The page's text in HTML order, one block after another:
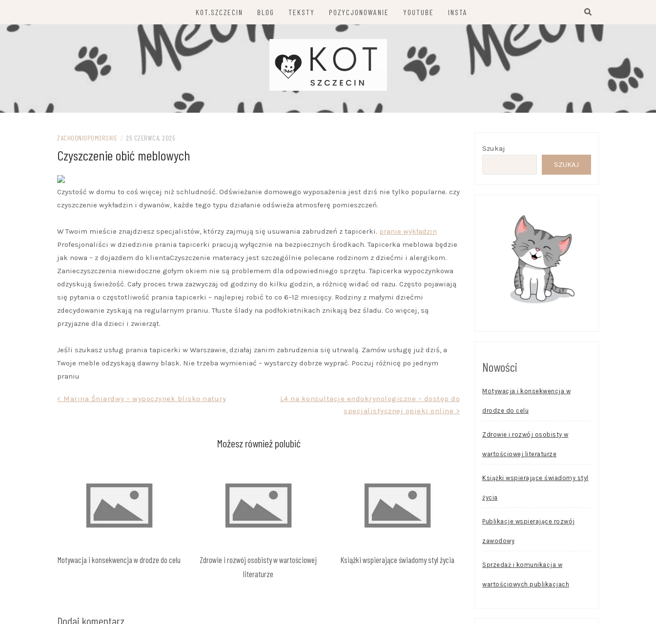
treści
KOT.SZCZECIN BLOG TEKSTY POZYCJONOWANIE YOUTUBE INSTA
ZACHODNIOPOMORSKIE / 25 CZERWCA, 2025
Czyszczenie obić meblowych
Czystość w domu to coś więcej niż schludność. Odświeżanie domowego wyposażenia jest dziś nie tylko popularne. czy
czyszczenie wykładzin i dywanów, każde tego typu działanie odświeża atmosferę pomieszczeń.
W Twoim mieście znajdziesz specjalistów, którzy zajmują się usuwania zabrudzeń z tapicerki. pranie wykładzin
Profesjonaliści w dziedzinie prania tapicerki pracują wyłącznie na bezpiecznych środkach. Tapicerka meblowa będzie
jak nowa – z dojazdem do klientaCzyszczenie materacy jest szczególnie polecane rodzinom z dziećmi i alergikom.
Zanieczyszczenia niewidoczne gołym okiem nie są problemem dla odpowiedniego sprzętu. Tapicerka wypoczynkowa
odzyskują świeżość. Cały proces trwa zazwyczaj od godziny do kilku godzin, a różnicę widać od razu. Często pojawiają
się pytania o częstotliwość prania tapicerki – najlepiej robić to co 6–12 miesięcy. Rodziny z małymi dziećmi
zdecydowanie zyskają na regularnym praniu. Tłuste ślady na podłokietnikach znikają bez śladu. Co więcej, są
przyjazne dla dzieci i zwierząt.
Jeśli szukasz usług prania tapicerki w Warszawie, działaj zanim zabrudzenia się utrwalą. Zamów usługę już dziś, a
Twoje meble odzyskają dawny blask. Nie trzeba wymieniać – wystarczy dobrze wyprać. Poczuj różnicę po jednym
praniu
Nawigacja
< Marina Śniardwy – wypoczynek blisko natury
L4 na konsultacje endokrynologiczne – dostęp do
specjalistycznej opieki online >
Możesz również polubić
Motywacja i konsekwencja w drodze do celu
Zdrowie i rozwój osobisty w wartościowej
literaturze
Książki wspierające świadomy styl życia
Dodaj komentarz
Szukaj
SZUKAJ
Nowości
Motywacja i konsekwencja w
drodze do celu
Zdrowie i rozwój osobisty w
wartościowej literaturze
Książki wspierające świadomy styl
życia
Publikacje wspierające rozwój
zawodowy
Sprzedaż i komunikacja w
wartościowych publikacjach